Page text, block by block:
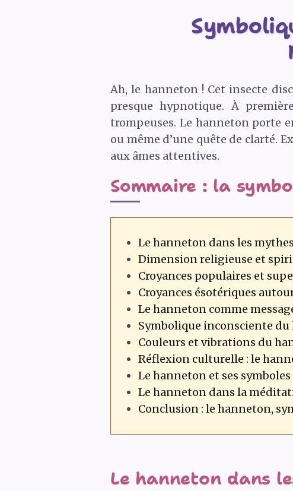
Ah, le hanneton ! Cet insecte
presque hypnotique. À
trompeuses. Le hanneton porte
ou même d’une quête de clarté.
aux âmes attentives.
Sommaire : la
Le hanneton dans les
Dimension religieuse et
Croyances populaires et
Croyances ésotériques
Le hanneton comme
Symbolique inconsciente du
Couleurs et vibrations du
Réflexion culturelle : le
Le hanneton et ses
Le hanneton dans la
Conclusion : le hanneton,
Le hanneton dans